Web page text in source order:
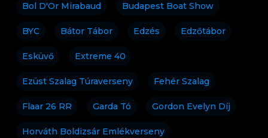
Bol D'Or Mirabaud Budapest Boat Show
BYC Bátor Tábor Edzés Edzőtábor
Esküvő Extreme 40
Ezüst Szalag Túraverseny Fehér Szalag
Flaar 26 RR Garda Tó Gordon Evelyn Díj
Horváth Boldizsár Emlékverseny